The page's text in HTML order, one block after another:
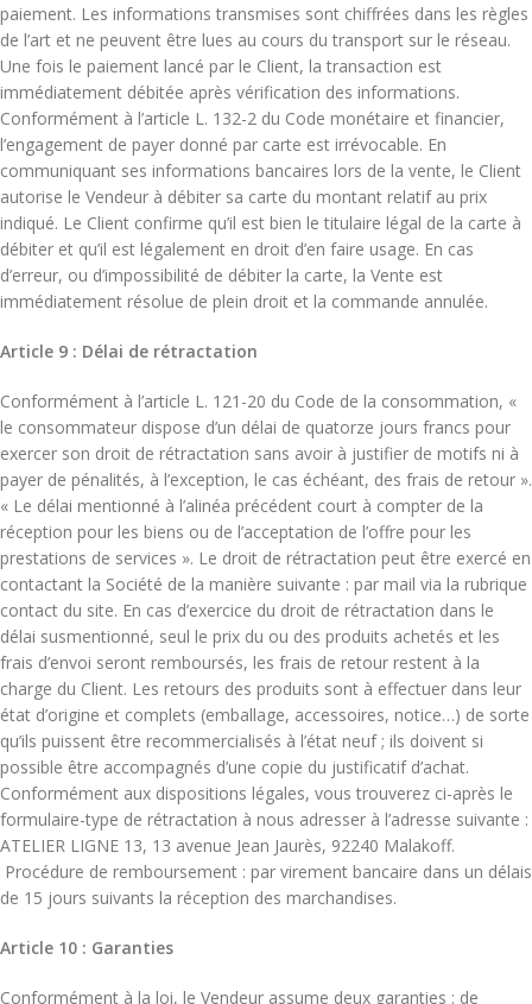
paiement. Les informations transmises sont chiffrées dans les règles
de l’art et ne peuvent être lues au cours du transport sur le réseau.
Une fois le paiement lancé par le Client, la transaction est
immédiatement débitée après vérification des informations.
Conformément à l’article L. 132-2 du Code monétaire et financier,
l’engagement de payer donné par carte est irrévocable. En
communiquant ses informations bancaires lors de la vente, le Client
autorise le Vendeur à débiter sa carte du montant relatif au prix
indiqué. Le Client confirme qu’il est bien le titulaire légal de la carte à
débiter et qu’il est légalement en droit d’en faire usage. En cas
d’erreur, ou d’impossibilité de débiter la carte, la Vente est
immédiatement résolue de plein droit et la commande annulée.
Article 9 : Délai de rétractation
Conformément à l’article L. 121-20 du Code de la consommation, «
le consommateur dispose d’un délai de quatorze jours francs pour
exercer son droit de rétractation sans avoir à justifier de motifs ni à
payer de pénalités, à l’exception, le cas échéant, des frais de retour ».
« Le délai mentionné à l’alinéa précédent court à compter de la
réception pour les biens ou de l’acceptation de l’offre pour les
prestations de services ». Le droit de rétractation peut être exercé en
contactant la Société de la manière suivante : par mail via la rubrique
contact du site. En cas d’exercice du droit de rétractation dans le
délai susmentionné, seul le prix du ou des produits achetés et les
frais d’envoi seront remboursés, les frais de retour restent à la
charge du Client. Les retours des produits sont à effectuer dans leur
état d’origine et complets (emballage, accessoires, notice…) de sorte
qu’ils puissent être recommercialisés à l’état neuf ; ils doivent si
possible être accompagnés d’une copie du justificatif d’achat.
Conformément aux dispositions légales, vous trouverez ci-après le
formulaire-type de rétractation à nous adresser à l’adresse suivante :
ATELIER LIGNE 13, 13 avenue Jean Jaurès, 92240 Malakoff.
Procédure de remboursement : par virement bancaire dans un délais
de 15 jours suivants la réception des marchandises.
Article 10 : Garanties
Conformément à la loi, le Vendeur assume deux garanties : de